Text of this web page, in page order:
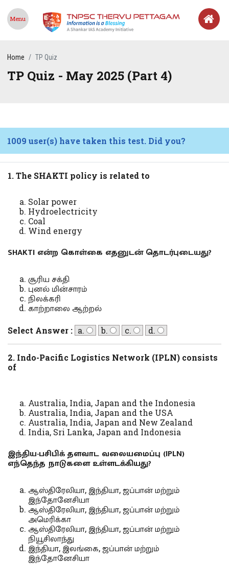
Menu
Home TP Quiz
TP Quiz - May 2025 (Part 4)
1009 user(s) have taken this test. Did you?
1. The SHAKTI policy is related to
Solar power
Hydroelectricity
Coal
Wind energy
SHAKTI என்ற கொள்கை எதனுடன் தொடர்புடையது?
சூரிய சக்தி
புனல் மின்சாரம்
நிலக்கரி
காற்றாலை ஆற்றல்
Select Answer : a. b. c. d.
2. Indo-Pacific Logistics Network (IPLN) consists
of
Australia, India, Japan and the Indonesia
Australia, India, Japan and the USA
Australia, India, Japan and New Zealand
India, Sri Lanka, Japan and Indonesia
இந்திய-பசிபிக் தளவாட வலையமைப்பு (IPLN)
எந்தெந்த நாடுகளை உள்ளடக்கியது?
ஆஸ்திரேலியா, இந்தியா, ஜப்பான் மற்றும்
இந்தோனேசியா
ஆஸ்திரேலியா, இந்தியா, ஜப்பான் மற்றும்
அமெரிக்கா
ஆஸ்திரேலியா, இந்தியா, ஜப்பான் மற்றும்
நியூசிலாந்து
இந்தியா, இலங்கை, ஜப்பான் மற்றும்
இந்தோனேசியா